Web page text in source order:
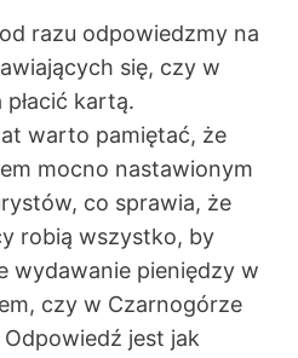
razu odpowiedzmy na
się, czy w
kartą.
warto pamiętać, że
mocno nastawionym
co sprawia, że
robią wszystko, by
wydawanie pieniędzy w
czy w Czarnogórze
Odpowiedź jest jak